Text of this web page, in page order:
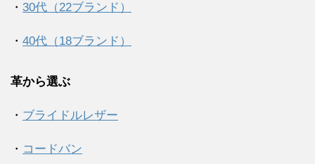
・ 30代（22ブランド）
・ 40代（18ブランド）
革から選ぶ
・ ブライドルレザー
・ コードバン